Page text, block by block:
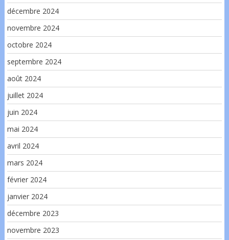
décembre 2024
novembre 2024
octobre 2024
septembre 2024
août 2024
juillet 2024
juin 2024
mai 2024
avril 2024
mars 2024
février 2024
janvier 2024
décembre 2023
novembre 2023